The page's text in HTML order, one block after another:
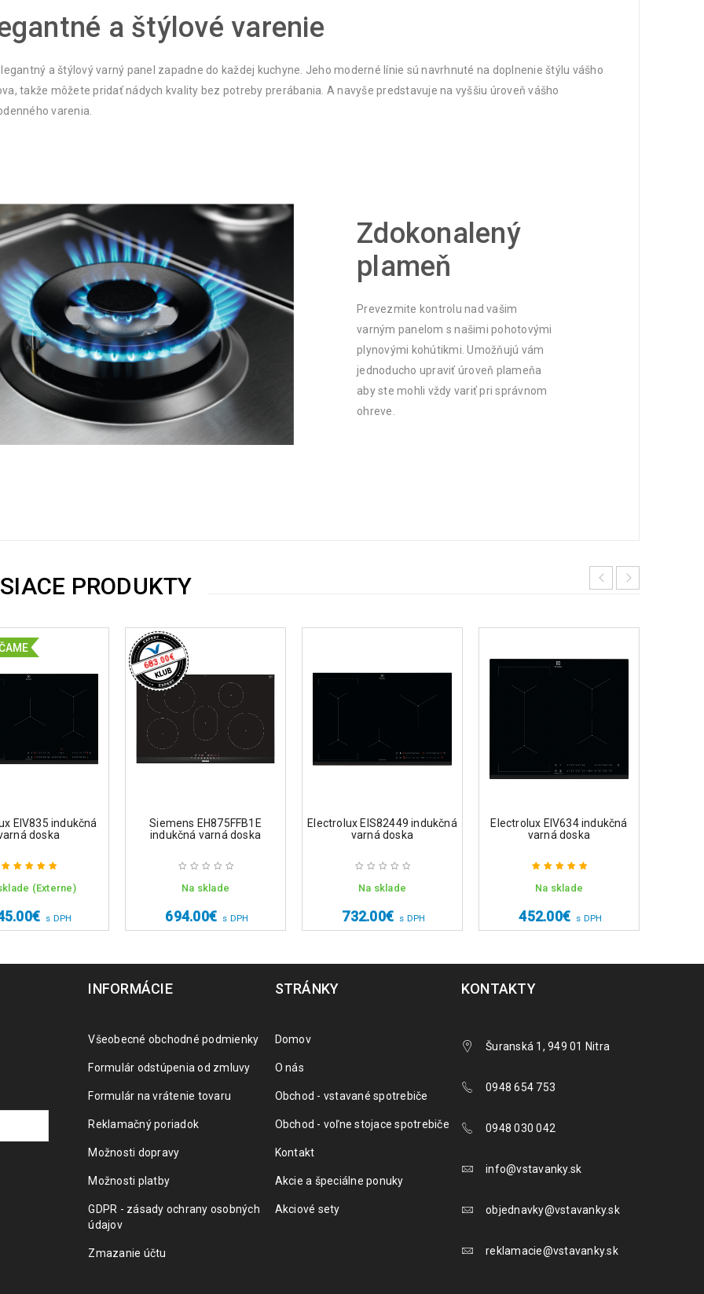
a štýlové varenie
a štýlový varný panel zapadne do každej kuchyne. Jeho moderné línie sú navrhnuté na doplnenie štýlu vášho
takže môžete pridať nádych kvality bez potreby prerábania. A navyše predstavuje na vyššiu úroveň vášho
varenia.
Zdokonalený
plameň
Prevezmite kontrolu nad vašim
varným panelom s našimi pohotovými
plynovými kohútikmi. Umožňujú vám
jednoducho upraviť úroveň plameňa
aby ste mohli vždy variť pri správnom
ohreve.
PRODUKTY
EIV835 indukčná
doska
Hodnotenie(Externe)
€ s DPH
683.00€
Siemens EH875FFB1E
indukčná varná doska
Na sklade
694.00€ s DPH
Electrolux EIS82449 indukčná
varná doska
Na sklade
732.00€ s DPH
Electrolux EIV634 indukčná
varná doska
Hodnotenie
Na sklade
452.00€ s DPH
INFORMÁCIE
Všeobecné obchodné podmienky
Formulár odstúpenia od zmluvy
Formulár na vrátenie tovaru
Reklamačný poriadok
Možnosti dopravy
Možnosti platby
GDPR - zásady ochrany osobných
údajov
Zmazanie účtu
STRÁNKY
Domov
O nás
Obchod - vstavané spotrebiče
Obchod - voľne stojace spotrebiče
Kontakt
Akcie a špeciálne ponuky
Akciové sety
KONTAKTY
Šuranská 1, 949 01 Nitra
0948 654 753
0948 030 042
info@vstavanky.sk
objednavky@vstavanky.sk
reklamacie@vstavanky.sk